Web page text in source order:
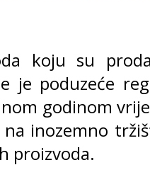
koju su
poduzeće
godinom
inozemno
proizvoda.